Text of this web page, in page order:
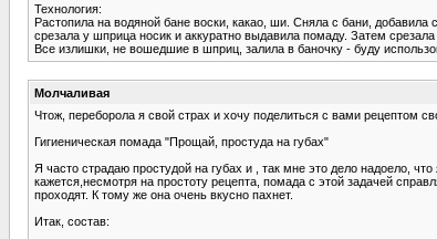
Технология:
Растопила на водяной бане воски, какао, ши. Сняла с бани,
срезала у шприца носик и аккуратно выдавила помаду. Затем
Все излишки, не вошедшие в шприц, залила в баночку - буду
Молчаливая
Чтож, переборола я свой страх и хочу поделиться с вами рецептом
Гигиеническая помада "Прощай, простуда на губах"
Я часто страдаю простудой на губах и , так мне это дело надоело,
кажется,несмотря на простоту рецепта, помада с этой задачей
проходят. К тому же она очень вкусно пахнет.
Итак, состав: